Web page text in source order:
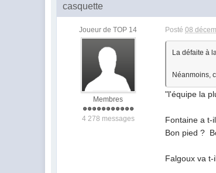
casquette
Joueur de TOP 14
Membres
4 278 messages
Posté08
La défaite à
Néanmoins,
"l'équipe la
Fontaine a t-
Bon pied ?
Falgoux va